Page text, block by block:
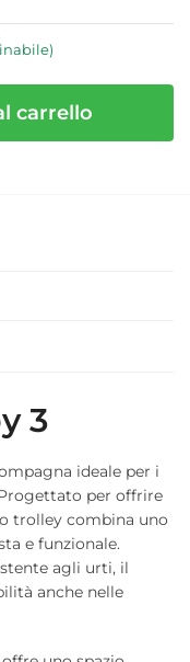
carrello
3
ideale per i
per offrire
trolley combina uno
e funzionale.
agli urti, il
anche nelle